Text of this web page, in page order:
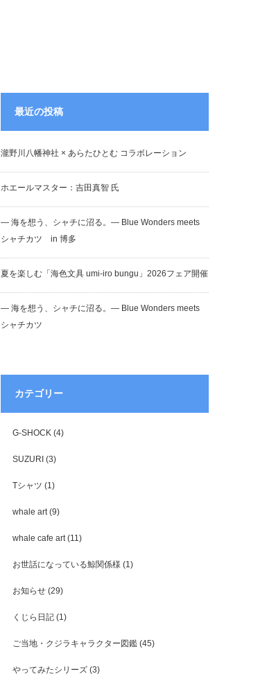
最近の投稿
瀧野川八幡神社 × あらたひとむ コラボレーション
ホエールマスター：吉田真智 氏
― 海を想う、シャチに沼る。― Blue Wonders meets
シャチカツ in 博多
夏を楽しむ「海色文具 umi-iro bungu」2026フェア開催
― 海を想う、シャチに沼る。― Blue Wonders meets
シャチカツ
カテゴリー
G-SHOCK (4)
SUZURI (3)
Tシャツ (1)
whale art(9)
whale cafe art(11)
お世話になっている鯨関係様 (1)
お知らせ (29)
くじら日記 (1)
ご当地・クジラキャラクター図鑑 (45)
やってみたシリーズ (3)